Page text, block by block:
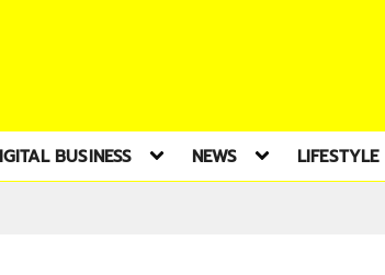
BUSINESS NEWS LIFESTYLE